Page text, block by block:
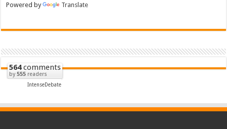
Powered by Translate
564comments
by555 readers
IntenseDebate